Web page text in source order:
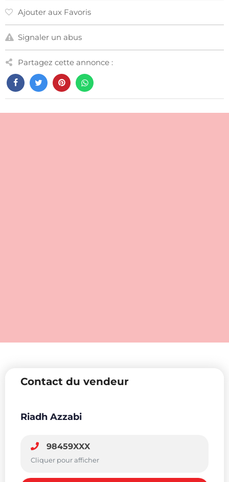
Ajouter aux Favoris
Signaler un abus
Partagez cette annonce :
Contact du vendeur
Riadh Azzabi
98459XXX
Cliquer pour afficher